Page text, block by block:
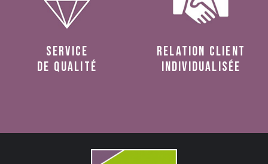
service
de qualité
relation client
individualisée